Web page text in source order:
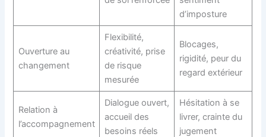
d’imposture
Ouverture au
changement
Flexibilité,
créativité, prise
de risque
mesurée
Blocages,
rigidité, peur du
regard extérieur
Relation à
l’accompagnement
Dialogue ouvert,
accueil des
besoins réels
Hésitation à se
livrer, crainte du
jugement